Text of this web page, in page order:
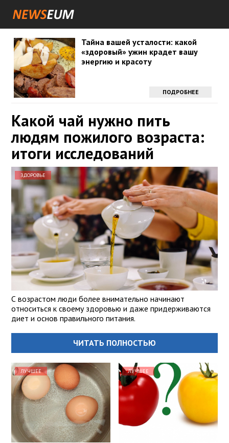
Тайна вашей усталости: какой
«здоровый» ужин крадет вашу
энергию и красоту
ПОДРОБНЕЕ
Какой чай нужно пить
людям пожилого возраста:
итоги исследований
ЗДОРОВЬЕ
С возрастом люди более внимательно начинают
относиться к своему здоровью и даже придерживаются
диет и основ правильного питания.
ЧИТАТЬ ПОЛНОСТЬЮ
ЛУЧШЕЕ ЛУЧШЕЕ